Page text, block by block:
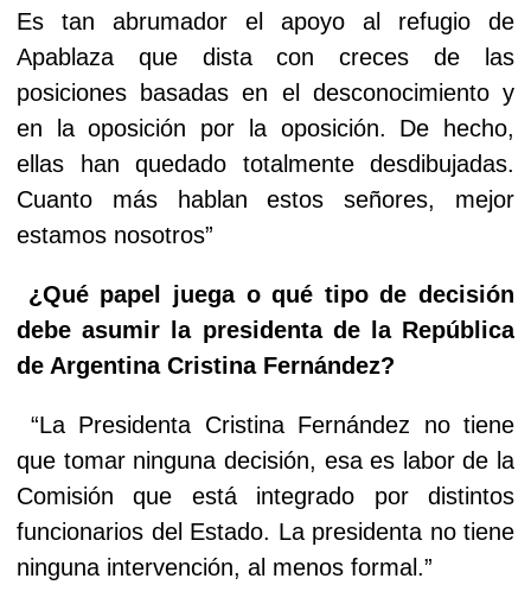
Es tan abrumador el apoyo al refugio de
Apablaza que dista con creces de las
posiciones basadas en el desconocimiento y
en la oposición por la oposición. De hecho,
ellas han quedado totalmente desdibujadas.
Cuanto más hablan estos señores, mejor
estamos nosotros”
¿Qué papel juega o qué tipo de decisión
debe asumir la presidenta de la República
de Argentina Cristina Fernández?
“La Presidenta Cristina Fernández no tiene
que tomar ninguna decisión, esa es labor de la
Comisión que está integrado por distintos
funcionarios del Estado. La presidenta no tiene
ninguna intervención, al menos formal.”